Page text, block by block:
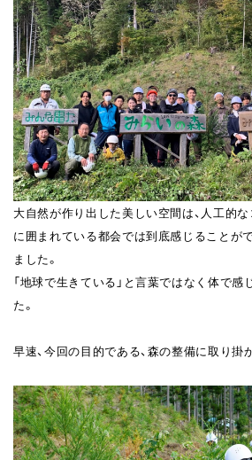
大自然が作り出した美しい空間は、人工的
に囲まれている都会では到底感じることが
ました。
「地球で生きている」と言葉ではなく体で
た。
早速、今回の目的である、森の整備に取り掛